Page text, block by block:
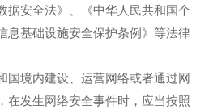
据安全法》、《中华人民共和国个
息基础设施安全保护条例》等法律
国境内建设、运营网络或者通过网
在发生网络安全事件时，应当按照